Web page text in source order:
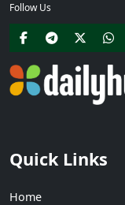
Follow Us
Quick Links
Home